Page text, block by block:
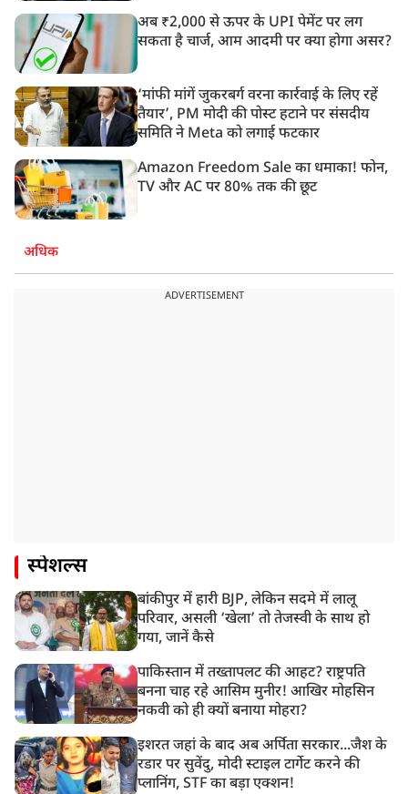
अब ₹2,000 से ऊपर के UPI पेमेंट पर लग
सकता है चार्ज, आम आदमी पर क्या होगा असर?
‘मांफी मांगें जुकरबर्ग वरना कार्रवाई के लिए रहें
तैयार’, PM मोदी की पोस्ट हटाने पर संसदीय
समिति ने Meta को लगाई फटकार
Amazon Freedom Sale का धमाका! फोन,
TV और AC पर 80% तक की छूट
अधिक
ADVERTISEMENT
स्पेशल्स
बांकीपुर में हारी BJP, लेकिन सदमे में लालू
परिवार, असली ‘खेला’ तो तेजस्वी के साथ हो
गया, जानें कैसे
पाकिस्तान में तख्तापलट की आहट? राष्ट्रपति
बनना चाह रहे आसिम मुनीर! आखिर मोहसिन
नकवी को ही क्यों बनाया मोहरा?
इशरत जहां के बाद अब अर्पिता सरकार...जैश के
रडार पर सुवेंदु, मोदी स्टाइल टार्गेट करने की
प्लानिंग, STF का बड़ा एक्शन!